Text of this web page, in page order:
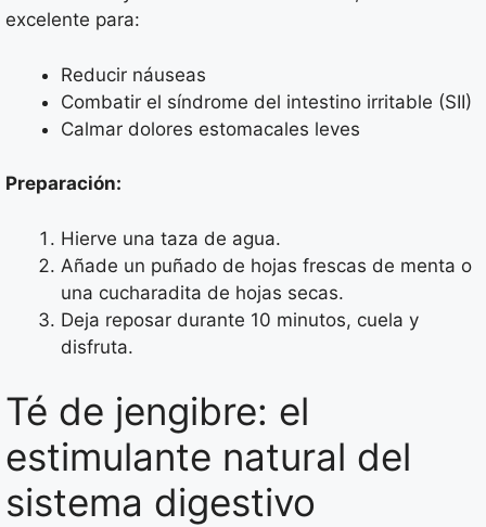
excelente para:
Reducir náuseas
Combatir el síndrome del intestino irritable (SII)
Calmar dolores estomacales leves
Preparación:
Hierve una taza de agua.
Añade un puñado de hojas frescas de menta o
una cucharadita de hojas secas.
Deja reposar durante 10 minutos, cuela y
disfruta.
Té de jengibre: el
estimulante natural del
sistema digestivo